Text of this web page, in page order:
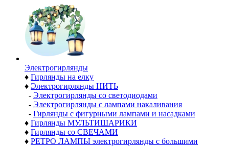
Электро­гирлянды
♦ Гирлянды на елку
♦ Электрогирлянды НИТЬ
- Электрогирлянды со светодиодами
- Электрогирлянды с лампами накаливания
- Гирлянды с фигурными лампами и насадками
♦ Гирлянды МУЛЬТИШАРИКИ
♦ Гирлянды со СВЕЧАМИ
♦ РЕТРО ЛАМПЫ электрогирлянды с большими